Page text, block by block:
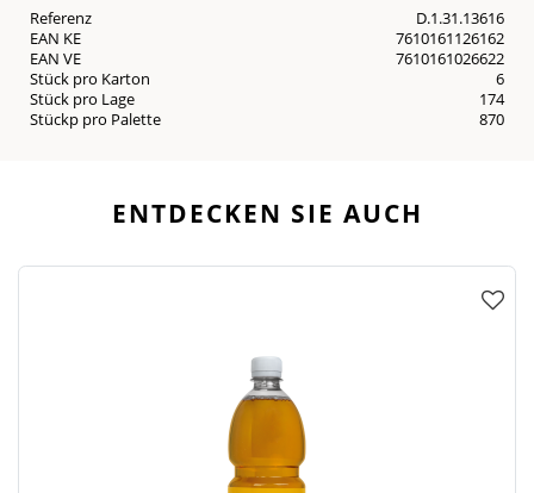
Referenz
D.1.31.13616
EAN KE
7610161126162
EAN VE
7610161026622
Stück pro Karton
6
Stück pro Lage
174
Stückp pro Palette
870
ENTDECKEN SIE AUCH